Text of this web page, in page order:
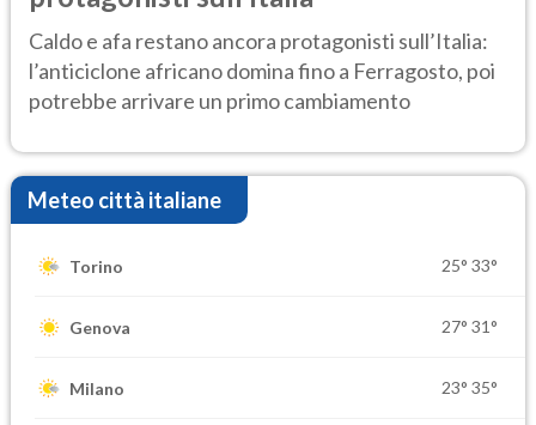
Caldo e afa restano ancora protagonisti sull’Italia:
l’anticiclone africano domina fino a Ferragosto, poi
potrebbe arrivare un primo cambiamento
Meteo città italiane
Torino 25° 33°
Genova 27° 31°
Milano 23° 35°